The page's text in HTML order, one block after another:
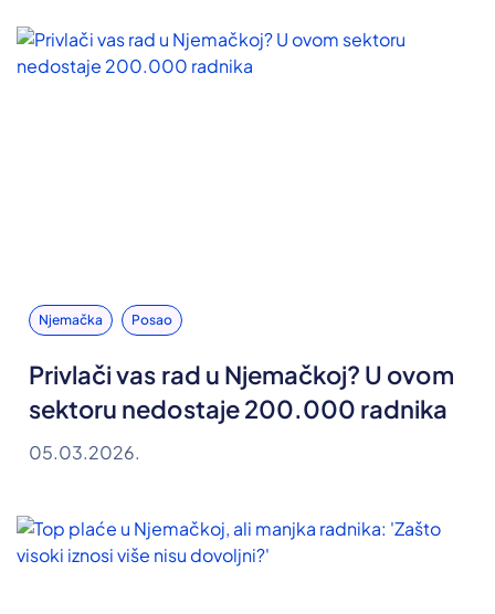
Njemačka Posao
Privlači vas rad u Njemačkoj? U ovom
sektoru nedostaje 200.000 radnika
05.03.2026.